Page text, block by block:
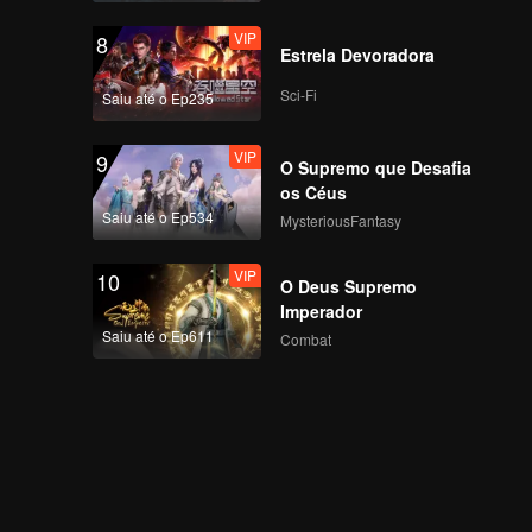
8
Saiu até o Ep235
VIP
Estrela Devoradora
Sci-Fi
9
Saiu até o Ep534
VIP
O Supremo que Desafia
os Céus
MysteriousFantasy
10
Saiu até o Ep611
VIP
O Deus Supremo
Imperador
Combat